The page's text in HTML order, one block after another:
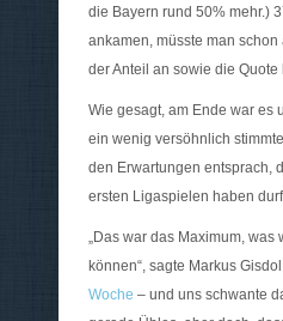
die Bayern rund 50% mehr.)
ankamen, müsste man
der Anteil an sowie die
Wie gesagt, am Ende war es
ein wenig versöhnlich
den Erwartungen entsprach,
ersten Ligaspielen haben
„Das war das Maximum, was
können“, sagte Markus
Woche – und uns schwante